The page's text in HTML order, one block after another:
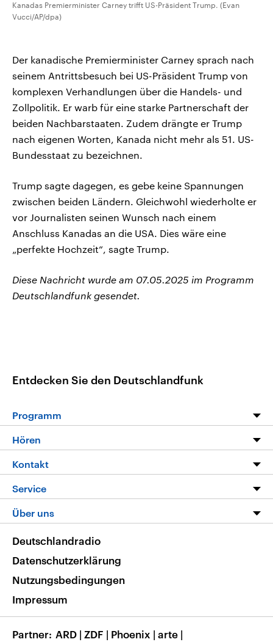
Kanadas Premierminister Carney trifft US-Präsident Trump. (Evan
Vucci/AP/dpa)
Der kanadische Premierminister Carney sprach nach
seinem Antrittsbesuch bei US-Präsident Trump von
komplexen Verhandlungen über die Handels- und
Zollpolitik. Er warb für eine starke Partnerschaft der
beiden Nachbarstaaten. Zudem drängte er Trump
nach eigenen Worten, Kanada nicht mehr als 51. US-
Bundesstaat zu bezeichnen.
Trump sagte dagegen, es gebe keine Spannungen
zwischen beiden Ländern. Gleichwohl wiederholte er
vor Journalisten seinen Wunsch nach einem
Anschluss Kanadas an die USA. Dies wäre eine
„perfekte Hochzeit“, sagte Trump.
Diese Nachricht wurde am 07.05.2025 im Programm
Deutschlandfunk gesendet.
Entdecken Sie den Deutschlandfunk
Programm
Programm
Die Nachrichten
Nachrichtenleicht
Neue Beiträge auf dlf.de
Hören
Livestream
Podcasts
Deutschlandfunk App
Nachrichten App
Frequenzen
Kontakt
Hörerservice
Service
FAQ
Veranstaltungen
Musikliste
RSS
Über uns
Barrierefreiheit
Deutschlandradio
Datenschutzerklärung
Nutzungsbedingungen
Impressum
Partner ARD | ZDF | Phoenix | arte |